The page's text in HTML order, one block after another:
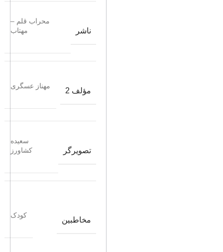
ناشر
محراب قلم –
مهتاب
مؤلف 2
مهناز عسگری
تصویرگر
سعیده
کشاورز
مخاطبین
کودک